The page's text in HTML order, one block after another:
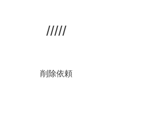
/////
削除依頼